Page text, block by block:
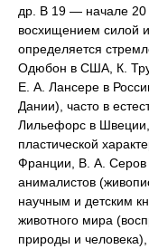
др. В 19 — начале 20
восхищением силой
определяется
Одюбон в США, К.
Е. А. Лансере в
Дании), часто в
Лильефорс в
пластической
Франции, В. А. Серов
анималистов
научным и детским
животного мира
природы и